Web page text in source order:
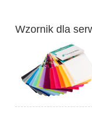
Wzornik dla